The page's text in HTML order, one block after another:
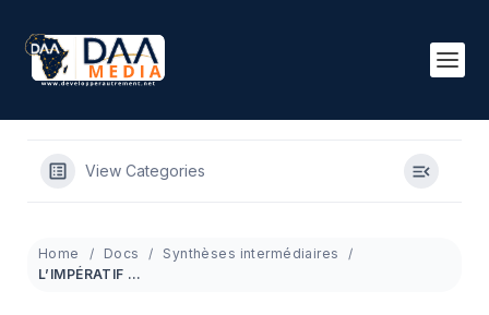
View Categories
Home Docs
Synthèses intermédiaires
L’IMPÉRATIF DE L’AUTONOMIE FINANCIÈRE POUR LES ONG AFRICAINES